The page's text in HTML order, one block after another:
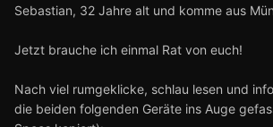
Sebastian, 32 Jahre alt und komme aus
Jetzt brauche ich einmal Rat von euch!
Nach viel rumgeklicke, schlau lesen und
die beiden folgenden Geräte ins Auge